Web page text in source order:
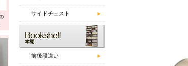
サイドチェスト
前後段違い